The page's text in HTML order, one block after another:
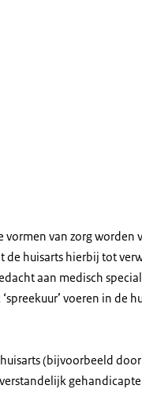
van zorg
huisarts hierbij tot
aan medisch
voeren in de
(bijvoorbeeld